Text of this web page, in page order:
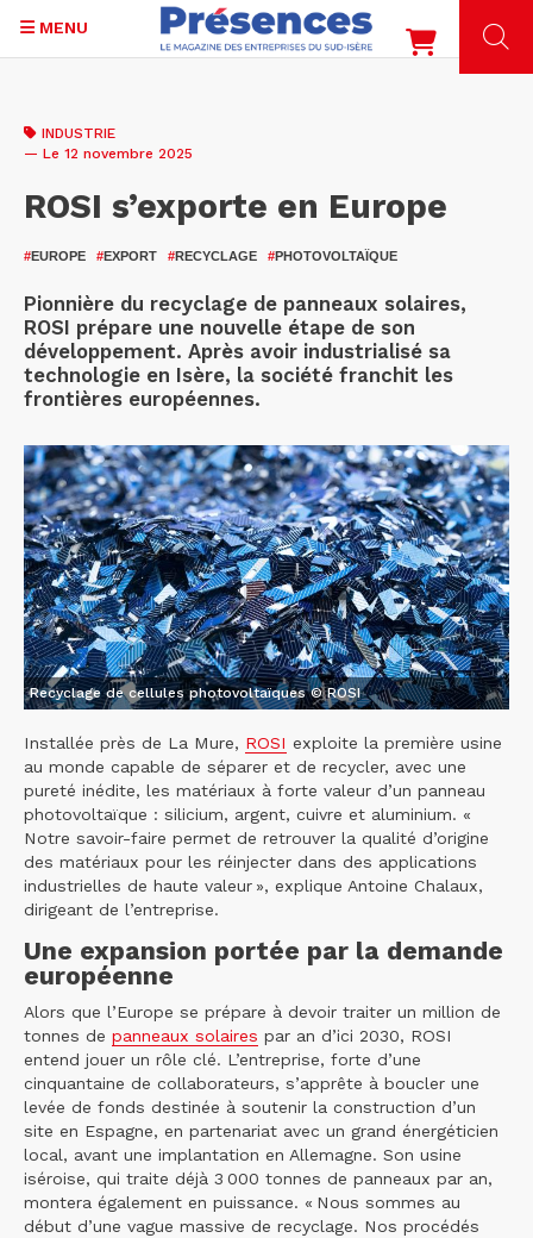
contenu
MENU
INDUSTRIE
— Le 12 novembre 2025
ROSI s’exporte en Europe
#EUROPE #EXPORT #RECYCLAGE #PHOTOVOLTAÏQUE
Pionnière du recyclage de panneaux solaires,
ROSI prépare une nouvelle étape de son
développement. Après avoir industrialisé sa
technologie en Isère, la société franchit les
frontières européennes.
Recyclage de cellules photovoltaïques © ROSI
Installée près de La Mure, ROSI exploite la première usine
au monde capable de séparer et de recycler, avec une
pureté inédite, les matériaux à forte valeur d’un panneau
photovoltaïque : silicium, argent, cuivre et aluminium. «
Notre savoir-faire permet de retrouver la qualité d’origine
des matériaux pour les réinjecter dans des applications
industrielles de haute valeur », explique Antoine Chalaux,
dirigeant de l’entreprise.
Une expansion portée par la demande
européenne
Alors que l’Europe se prépare à devoir traiter un million de
tonnes de panneaux solaires par an d’ici 2030, ROSI
entend jouer un rôle clé. L’entreprise, forte d’une
cinquantaine de collaborateurs, s’apprête à boucler une
levée de fonds destinée à soutenir la construction d’un
site en Espagne, en partenariat avec un grand énergéticien
local, avant une implantation en Allemagne. Son usine
iséroise, qui traite déjà 3 000 tonnes de panneaux par an,
montera également en puissance. « Nous sommes au
début d’une vague massive de recyclage. Nos procédés